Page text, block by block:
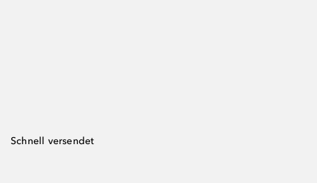
Schnell versendet